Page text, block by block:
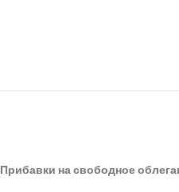
Прибавки на свободное